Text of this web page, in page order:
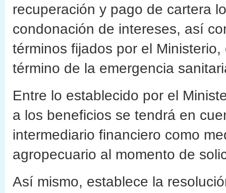
recuperación y pago de cartera
condonación de intereses, así
términos fijados por el
término de la emergencia
Entre lo establecido por el
a los beneficios se tendrá en
intermediario financiero como
agropecuario al momento de
Así mismo, establece la